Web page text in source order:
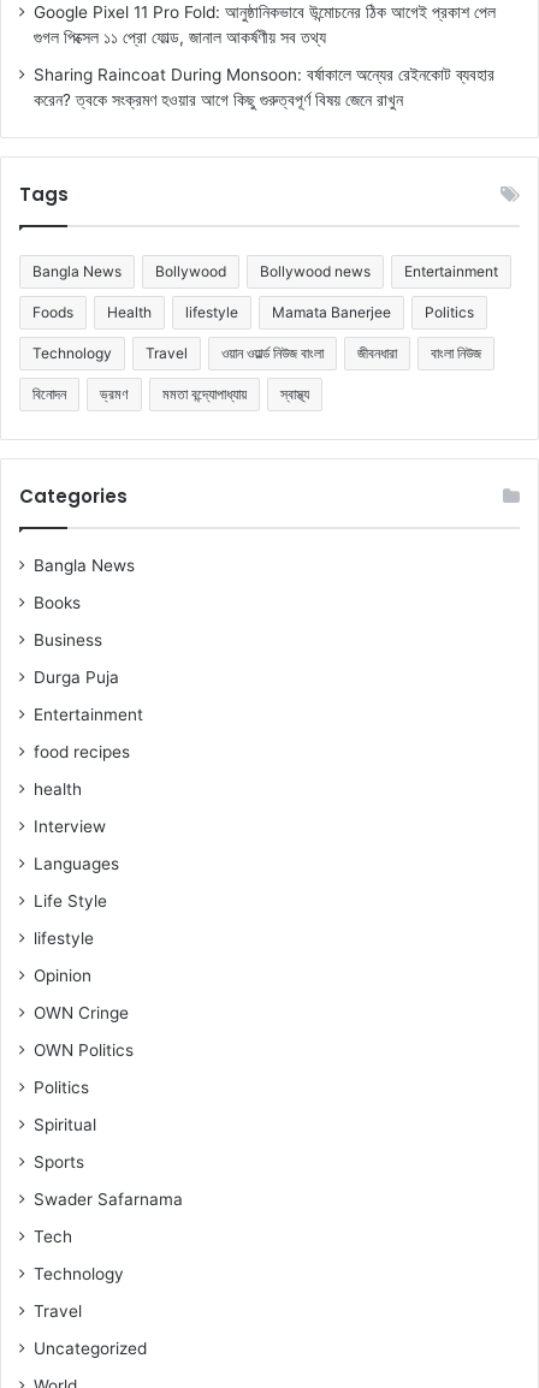
Google Pixel 11 Pro Fold: আনুষ্ঠানিকভাবে উন্মোচনের ঠিক আগেই প্রকাশ পেল
গুগল পিক্সেল ১১ প্রো ফোল্ড, জানাল আকর্ষণীয় সব তথ্য
Sharing Raincoat During Monsoon: বর্ষাকালে অন্যের রেইনকোট ব্যবহার
করেন? ত্বকে সংক্রমণ হওয়ার আগে কিছু গুরুত্বপূর্ণ বিষয় জেনে রাখুন
Tags
Bangla News Bollywood Bollywood news Entertainment
Foods Health lifestyle Mamata Banerjee Politics
Technology Travel ওয়ান ওয়ার্ল্ড নিউজ বাংলা জীবনধারা বাংলা নিউজ
বিনোদন ভ্রমণ মমতা বন্দ্যোপাধ্যায় স্বাস্থ্য
Categories
Bangla News
Books
Business
Durga Puja
Entertainment
food recipes
health
Interview
Languages
Life Style
lifestyle
Opinion
OWN Cringe
OWN Politics
Politics
Spiritual
Sports
Swader Safarnama
Tech
Technology
Travel
Uncategorized